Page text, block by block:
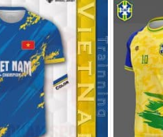
199.000 ₫.
159.000 ₫.